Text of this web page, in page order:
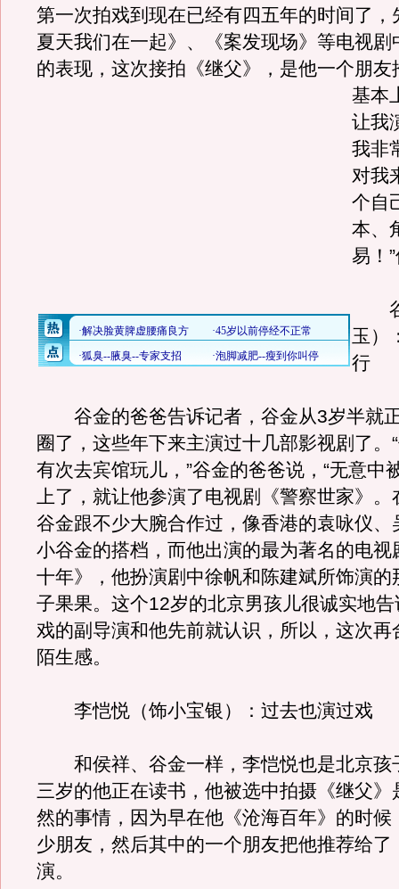
第一次拍戏到现在已经有四五年的时间了，
夏天我们在一起》、《案发现场》等电视剧
的表现，这次接拍《继父》，是他一个朋友
基本
让我
我非
对我
个自
本、
易！
谷
玉）
行
谷金的爸爸告诉记者，谷金从3岁半就
圈了，这些年下来主演过十几部影视剧了。
有次去宾馆玩儿，”谷金的爸爸说，“无意中
上了，就让他参演了电视剧《警察世家》。
谷金跟不少大腕合作过，像香港的袁咏仪、
小谷金的搭档，而他出演的最为著名的电视
十年》，他扮演剧中徐帆和陈建斌所饰演的
子果果。这个12岁的北京男孩儿很诚实地
戏的副导演和他先前就认识，所以，这次再
陌生感。
李恺悦（饰小宝银）：过去也演过戏
和侯祥、谷金一样，李恺悦也是北京孩
三岁的他正在读书，他被选中拍摄《继父》
然的事情，因为早在他《沧海百年》的时候
少朋友，然后其中的一个朋友把他推荐给了
演。